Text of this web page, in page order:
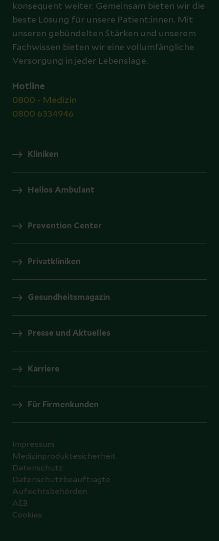
konsequent weiter. Gemeinsam bieten wir die
beste Lösung für unsere Patient:innen. Mit
unseren gebündelten Stärken und unserem
Fachwissen bieten wir eine vollumfängliche
Versorgung in jeder Lebenslage.
Hotline
0800 - Medizin
0800 6334946
Kliniken
Helios Ambulant
Prevention Center
Privatkliniken
Gesundheitsmagazin
Presse und Aktuelles
Karriere
Für Firmenkunden
Impressum
Medizinproduktesicherheit
Datenschutz
Datenschutzbeauftragte
Aufsichtsbehörden
AEB
Cookies